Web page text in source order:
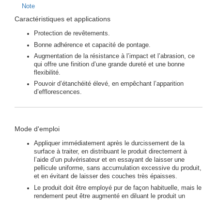
Note
Caractéristiques et applications
Protection de revêtements.
Bonne adhérence et capacité de pontage.
Augmentation de la résistance à l’impact et l’abrasion, ce
qui offre une finition d’une grande dureté et une bonne
flexibilité.
Pouvoir d’étanchéité élevé, en empêchant l’apparition
d’efflorescences.
Mode d'emploi
Appliquer immédiatement après le durcissement de la
surface à traiter, en distribuant le produit directement à
l’aide d’un pulvérisateur et en essayant de laisser une
pellicule uniforme, sans accumulation excessive du produit,
et en évitant de laisser des couches très épaisses.
Le produit doit être employé pur de façon habituelle, mais le
rendement peut être augmenté en diluant le produit un